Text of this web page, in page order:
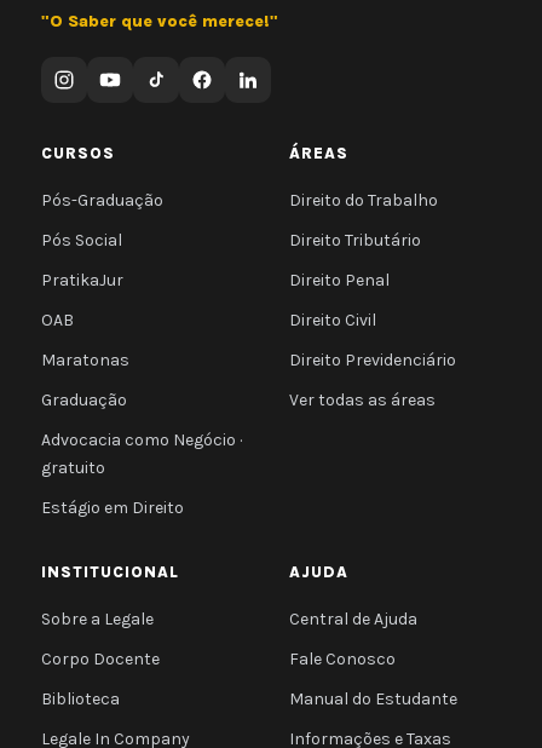
"O Saber que você merece!"
CURSOS
Pós-Graduação
Pós Social
PratikaJur
OAB
Maratonas
Graduação
Advocacia como Negócio ·
gratuito
Estágio em Direito
ÁREAS
Direito do Trabalho
Direito Tributário
Direito Penal
Direito Civil
Direito Previdenciário
Ver todas as áreas
INSTITUCIONAL
Sobre a Legale
Corpo Docente
Biblioteca
Legale In Company
AJUDA
Central de Ajuda
Fale Conosco
Manual do Estudante
Informações e Taxas